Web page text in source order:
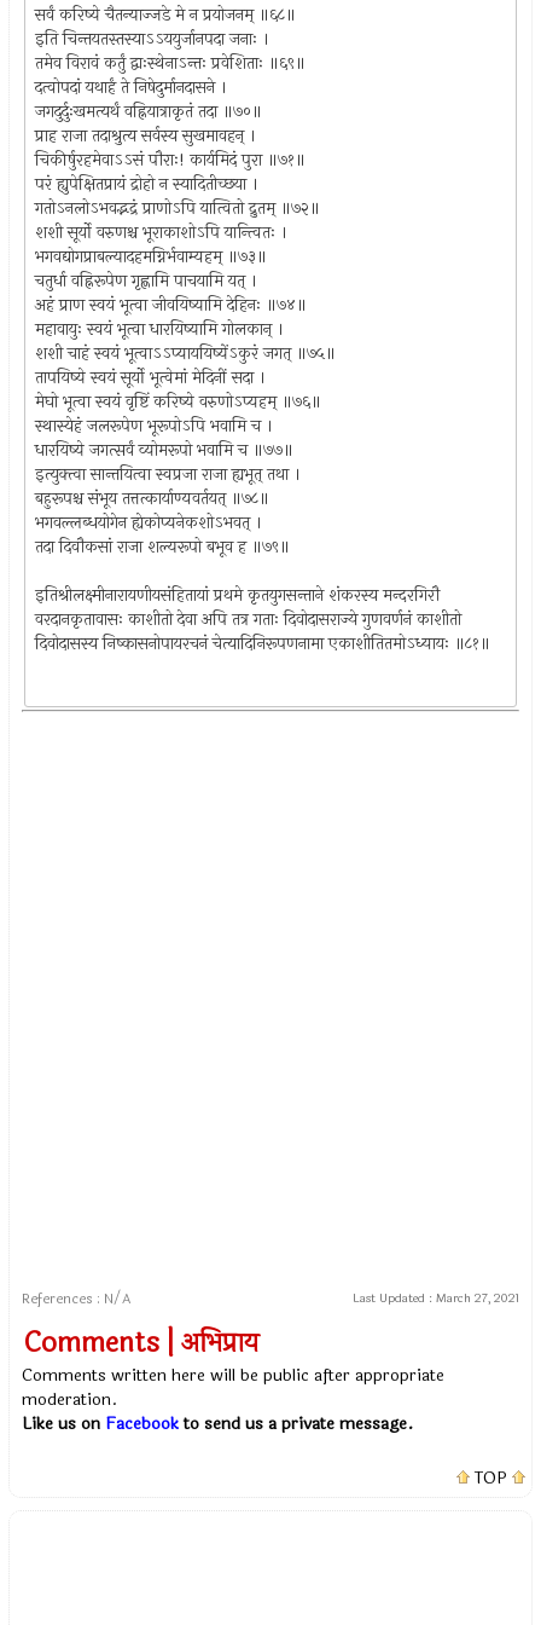
सर्वं करिष्ये चैतन्याज्जडे मे न प्रयोजनम् ॥६८॥
इति चिन्तयतस्तस्याऽऽययुर्जानपदा जनाः ।
तमेव विरावं कर्तुं द्वाःस्थेनाऽन्तः प्रवेशिताः ॥६९॥
दत्वोपदां यथार्हं ते निषेदुर्मानदासने ।
जगदुर्दुःखमत्यर्थं वह्नियात्राकृतं तदा ॥७०॥
प्राह राजा तदाश्रुत्य सर्वस्य सुखमावहन् ।
चिकीर्षुरहमेवाऽऽसं पौराः! कार्यमिदं पुरा ॥७१॥
परं ह्युपेक्षितप्रायं द्रोहो न स्यादितीच्छया ।
गतोऽनलोऽभवद्भद्रं प्राणोऽपि यात्वितो द्रुतम् ॥७२॥
शशी सूर्यो वरुणश्च भूराकाशोऽपि यान्त्वितः ।
भगवद्योगप्राबल्यादहमग्निर्भवाम्यहम् ॥७३॥
चतुर्धा वह्निरूपेण गृह्णामि पाचयामि यत् ।
अहं प्राण स्वयं भूत्वा जीवयिष्यामि देहिनः ॥७४॥
महावायुः स्वयं भूत्वा धारयिष्यामि गोलकान् ।
शशी चाहं स्वयं भूत्वाऽऽप्याययिष्येंऽकुरं जगत् ॥७५॥
तापयिष्ये स्वयं सूर्यो भूत्वेमां मेदिनीं सदा ।
मेघो भूत्वा स्वयं वृष्टिं करिष्ये वरुणोऽप्यहम् ॥७६॥
स्थास्येहं जलरूपेण भूरूपोऽपि भवामि च ।
धारयिष्ये जगत्सर्वं व्योमरूपो भवामि च ॥७७॥
इत्युक्त्वा सान्तयित्वा स्वप्रजा राजा ह्यभूत् तथा ।
बहुरूपश्च संभूय तत्तत्कार्याण्यवर्तयत् ॥७८॥
भगवल्लब्धयोगेन ह्येकोप्यनेकशोऽभवत् ।
तदा दिवौकसां राजा शल्यरूपो बभूव ह ॥७९॥
इतिश्रीलक्ष्मीनारायणीयसंहितायां प्रथमे कृतयुगसन्ताने शंकरस्य मन्दरगिरौ
वरदानकृतावासः काशीतो देवा अपि तत्र गताः दिवोदासराज्ये गुणवर्णनं काशीतो
दिवोदासस्य निष्कासनोपायरचनं चेत्यादिनिरूपणनामा एकाशीतितमोऽध्यायः ॥८१॥
References : N/A Last Updated : March 27, 2021
Comments | अभिप्राय
Comments written here will be public after appropriate
moderation.
Like us on Facebookto send us a private message.
TOP